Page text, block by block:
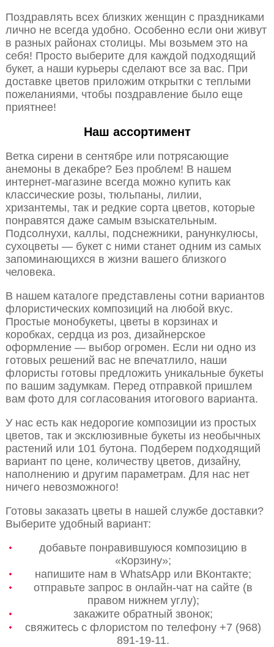
Поздравлять всех близких женщин с праздниками
лично не всегда удобно. Особенно если они живут
в разных районах столицы. Мы возьмем это на
себя! Просто выберите для каждой подходящий
букет, а наши курьеры сделают все за вас. При
доставке цветов приложим открытки с теплыми
пожеланиями, чтобы поздравление было еще
приятнее!
Наш ассортимент
Ветка сирени в сентябре или потрясающие
анемоны в декабре? Без проблем! В нашем
интернет-магазине всегда можно купить как
классические розы, тюльпаны, лилии,
хризантемы, так и редкие сорта цветов, которые
понравятся даже самым взыскательным.
Подсолнухи, каллы, подснежники, ранункулюсы,
сухоцветы — букет с ними станет одним из самых
запоминающихся в жизни вашего близкого
человека.
В нашем каталоге представлены сотни вариантов
флористических композиций на любой вкус.
Простые монобукеты, цветы в корзинах и
коробках, сердца из роз, дизайнерское
оформление — выбор огромен. Если ни одно из
готовых решений вас не впечатлило, наши
флористы готовы предложить уникальные букеты
по вашим задумкам. Перед отправкой пришлем
вам фото для согласования итогового варианта.
У нас есть как недорогие композиции из простых
цветов, так и эксклюзивные букеты из необычных
растений или 101 бутона. Подберем подходящий
вариант по цене, количеству цветов, дизайну,
наполнению и другим параметрам. Для нас нет
ничего невозможного!
Готовы заказать цветы в нашей службе доставки?
Выберите удобный вариант:
добавьте понравившуюся композицию в
«Корзину»;
напишите нам в WhatsApp или ВКонтакте;
отправьте запрос в онлайн-чат на сайте (в
правом нижнем углу);
закажите обратный звонок;
свяжитесь с флористом по телефону +7 (968)
891-19-11.